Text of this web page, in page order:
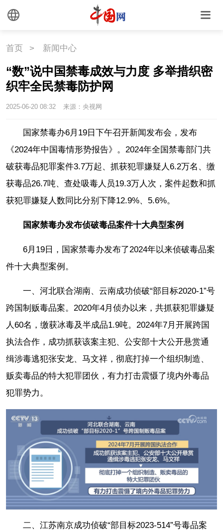
首页 > 新闻中心
“数”说中国禁毒成效与力度 多举措织密
织牢全民禁毒防护网
2025-06-20 08:32 来源：央视网
国家禁毒办6月19日下午召开新闻发布会，发布
《2024年中国毒情形势报告》。2024年全国禁毒部门共
破获毒品犯罪案件3.7万起、抓获犯罪嫌疑人6.2万名、缴
获毒品26.7吨、查处吸毒人员19.3万人次，案件起数和抓
获犯罪嫌疑人数同比分别下降12.9%、5.6%。
国家禁毒办发布侦破毒品案件十大典型案例
6月19日，国家禁毒办发布了2024年以来侦破毒品案
件十大典型案例。
一、河北联合湖南、云南成功侦破“部目标2020-1”号
跨国制贩毒品案。2020年4月侦办以来，共抓获犯罪嫌疑
人60名，缴获冰毒及半成品1.9吨。2024年7月开展跨国
执法合作，成功抓获该案主犯、公安部十大公开悬赏通
缉涉毒逃犯张安龙、马文祥，彻底打掉一个组织制造、
贩卖毒品的特大犯罪团伙，有力打击震慑了境内外毒品
犯罪势力。
二、江苏南京成功侦破“部目标2023-514”号毒品案